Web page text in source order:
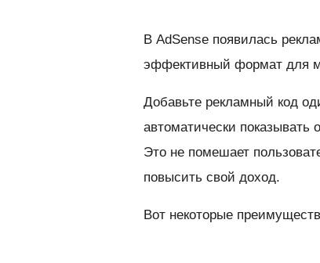
В AdSense появилась
эффективный формат для
Добавьте рекламный код
автоматически
Это не помешает
повысить свой доход.
Вот некоторые